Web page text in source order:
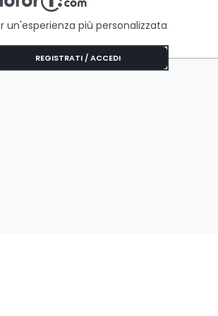
Da Sapere
un'esperienza più personalizzata
REGISTRATI / ACCEDI